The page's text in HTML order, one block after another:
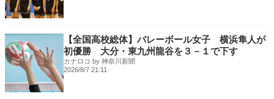
【全国高校総体】バレーボール女子 横浜隼人が
初優勝 大分・東九州龍谷を３－１で下す
カナロコ by 神奈川新聞
2026/8/7 21:11